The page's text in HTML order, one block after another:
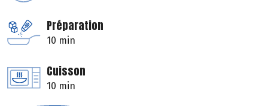
Préparation
10 min
Cuisson
10 min